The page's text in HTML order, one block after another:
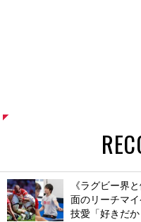
《ラグビー界
面のリーチマ
技愛「好きだか